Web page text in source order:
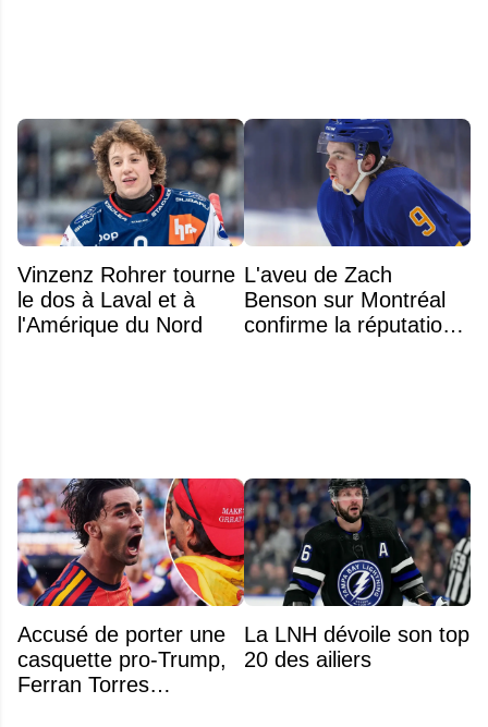
Vinzenz Rohrer tourne
le dos à Laval et à
l'Amérique du Nord
L'aveu de Zach
Benson sur Montréal
confirme la réputation
Accusé de porter une
casquette pro-Trump,
Ferran Torres
La LNH dévoile son top
20 des ailiers